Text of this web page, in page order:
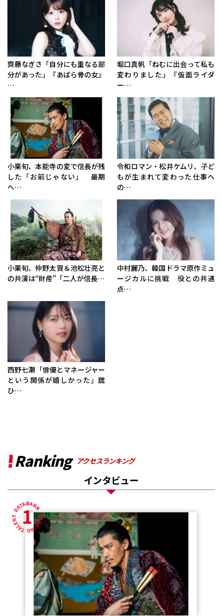
齊藤なぎさ「自分にも重なる部
分があった」『あばら骨の女』
…
堀口真帆「ねむに出会って私も
変わりました」『仮面ライダ
ー…
小栗旬、本能寺の変で信長が残
した「お前じゃない」 最期
へ…
令和ロマン・松井ケムリ、子ど
もが生まれて変わった仕事へ
の…
小栗旬、仲野太賀＆池松壮亮と
の共演は“財産”「二人が信長…
中村麗乃、韓国ドラマ原作ミュ
ージカルに挑戦 役との共通
点…
西野七瀬「俳優とマネージャー
という関係が嬉しかった」舘
ひ…
Ranking アクセスランキング
インタビュー
1